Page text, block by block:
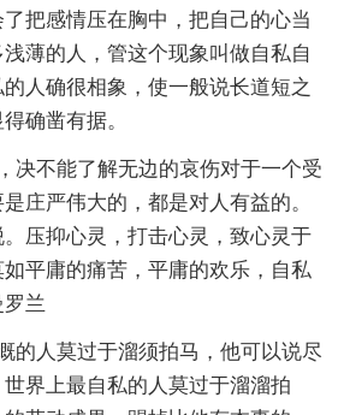
把感情压在胸中，把自己的心当
薄的人，管这个现象叫做自私自
人确很相象，使一般说长道短之
确凿有据。
决不能了解无边的哀伤对于一个受
庄严伟大的，都是对人有益的。
压抑心灵，打击心灵，致心灵于
平庸的痛苦，平庸的欢乐，自私
兰
的人莫过于溜须拍马，他可以说尽
界上最自私的人莫过于溜溜拍